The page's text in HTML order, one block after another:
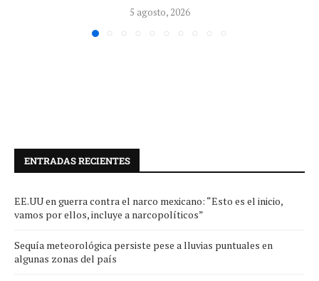
5 agosto, 2026
ENTRADAS RECIENTES
EE.UU en guerra contra el narco mexicano: “Esto es el inicio,
vamos por ellos, incluye a narcopolíticos”
Sequía meteorológica persiste pese a lluvias puntuales en
algunas zonas del país